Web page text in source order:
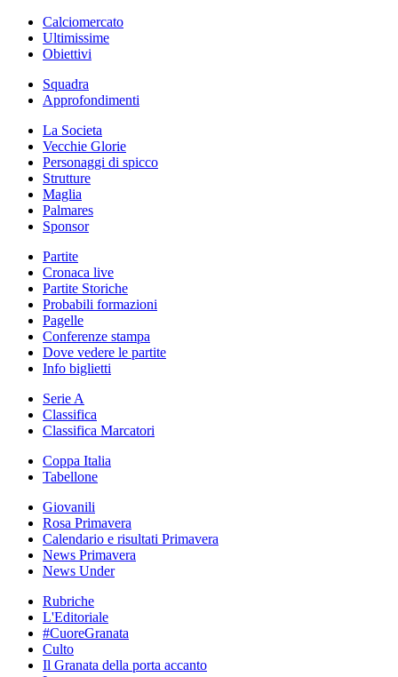
Calciomercato
Ultimissime
Obiettivi
Squadra
Approfondimenti
La Societa
Vecchie Glorie
Personaggi di spicco
Strutture
Maglia
Palmares
Sponsor
Partite
Cronaca live
Partite Storiche
Probabili formazioni
Pagelle
Conferenze stampa
Dove vedere le partite
Info biglietti
Serie A
Classifica
Classifica Marcatori
Coppa Italia
Tabellone
Giovanili
Rosa Primavera
Calendario e risultati Primavera
News Primavera
News Under
Rubriche
L'Editoriale
#CuoreGranata
Culto
Il Granata della porta accanto